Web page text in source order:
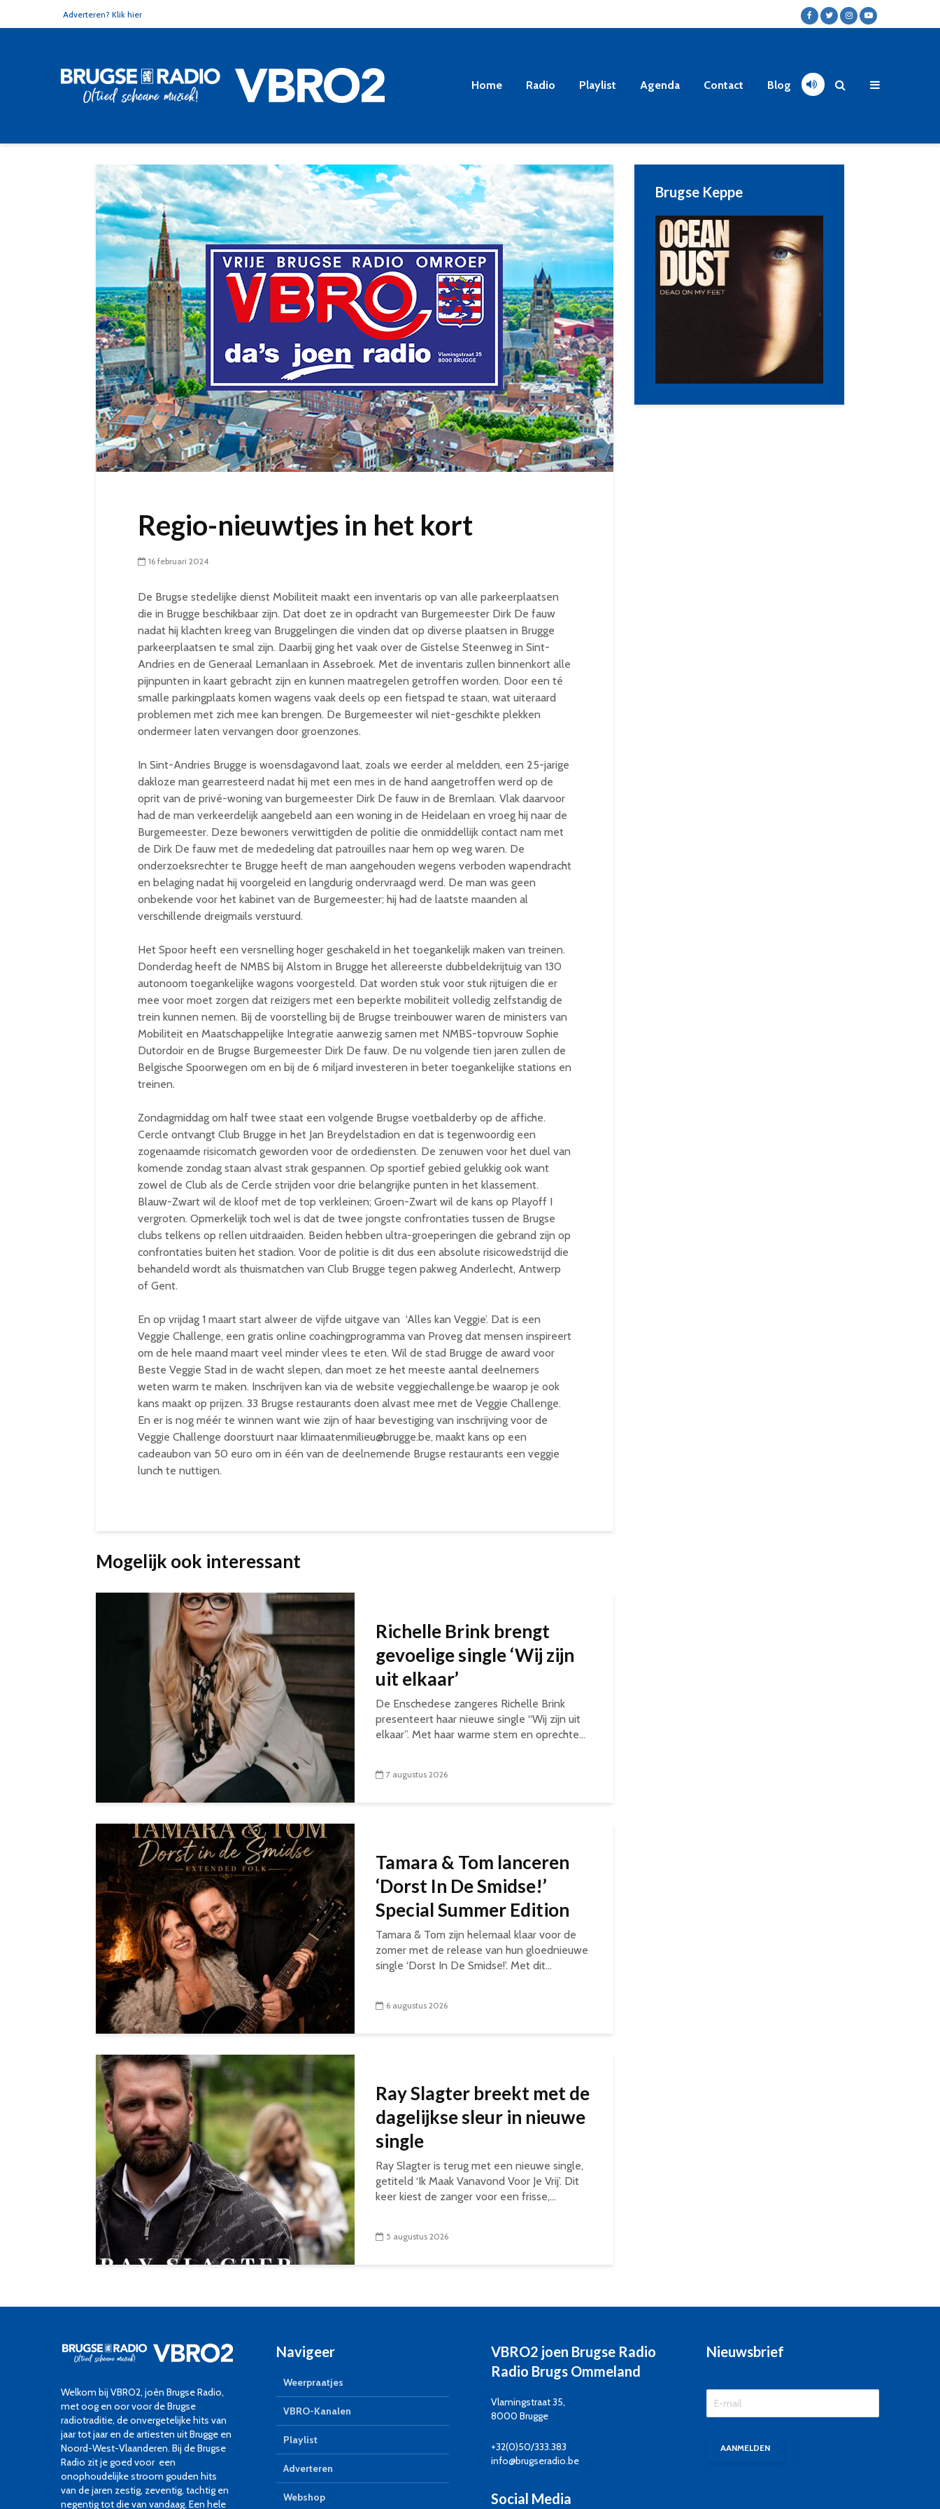
Adverteren? Klik hier
Home Radio Playlist Agenda Contact Blog
Regio-nieuwtjes in het kort
16 februari 2024
De Brugse stedelijke dienst Mobiliteit maakt een inventaris op van alle parkeerplaatsen
die in Brugge beschikbaar zijn. Dat doet ze in opdracht van Burgemeester Dirk De fauw
nadat hij klachten kreeg van Bruggelingen die vinden dat op diverse plaatsen in Brugge
parkeerplaatsen te smal zijn. Daarbij ging het vaak over de Gistelse Steenweg in Sint-
Andries en de Generaal Lemanlaan in Assebroek. Met de inventaris zullen binnenkort alle
pijnpunten in kaart gebracht zijn en kunnen maatregelen getroffen worden. Door een té
smalle parkingplaats komen wagens vaak deels op een fietspad te staan, wat uiteraard
problemen met zich mee kan brengen. De Burgemeester wil niet-geschikte plekken
ondermeer laten vervangen door groenzones.
In Sint-Andries Brugge is woensdagavond laat, zoals we eerder al meldden, een 25-jarige
dakloze man gearresteerd nadat hij met een mes in de hand aangetroffen werd op de
oprit van de privé-woning van burgemeester Dirk De fauw in de Bremlaan. Vlak daarvoor
had de man verkeerdelijk aangebeld aan een woning in de Heidelaan en vroeg hij naar de
Burgemeester. Deze bewoners verwittigden de politie die onmiddellijk contact nam met
de Dirk De fauw met de mededeling dat patrouilles naar hem op weg waren. De
onderzoeksrechter te Brugge heeft de man aangehouden wegens verboden wapendracht
en belaging nadat hij voorgeleid en langdurig ondervraagd werd. De man was geen
onbekende voor het kabinet van de Burgemeester; hij had de laatste maanden al
verschillende dreigmails verstuurd.
Het Spoor heeft een versnelling hoger geschakeld in het toegankelijk maken van treinen.
Donderdag heeft de NMBS bij Alstom in Brugge het allereerste dubbeldekrijtuig van 130
autonoom toegankelijke wagons voorgesteld. Dat worden stuk voor stuk rijtuigen die er
mee voor moet zorgen dat reizigers met een beperkte mobiliteit volledig zelfstandig de
trein kunnen nemen. Bij de voorstelling bij de Brugse treinbouwer waren de ministers van
Mobiliteit en Maatschappelijke Integratie aanwezig samen met NMBS-topvrouw Sophie
Dutordoir en de Brugse Burgemeester Dirk De fauw. De nu volgende tien jaren zullen de
Belgische Spoorwegen om en bij de 6 miljard investeren in beter toegankelijke stations en
treinen.
Zondagmiddag om half twee staat een volgende Brugse voetbalderby op de affiche.
Cercle ontvangt Club Brugge in het Jan Breydelstadion en dat is tegenwoordig een
zogenaamde risicomatch geworden voor de ordediensten. De zenuwen voor het duel van
komende zondag staan alvast strak gespannen. Op sportief gebied gelukkig ook want
zowel de Club als de Cercle strijden voor drie belangrijke punten in het klassement.
Blauw-Zwart wil de kloof met de top verkleinen; Groen-Zwart wil de kans op Playoff I
vergroten. Opmerkelijk toch wel is dat de twee jongste confrontaties tussen de Brugse
clubs telkens op rellen uitdraaiden. Beiden hebben ultra-groeperingen die gebrand zijn op
confrontaties buiten het stadion. Voor de politie is dit dus een absolute risicowedstrijd die
behandeld wordt als thuismatchen van Club Brugge tegen pakweg Anderlecht, Antwerp
of Gent.
En op vrijdag 1 maart start alweer de vijfde uitgave van ‘Alles kan Veggie’. Dat is een
Veggie Challenge, een gratis online coachingprogramma van Proveg dat mensen inspireert
om de hele maand maart veel minder vlees te eten. Wil de stad Brugge de award voor
Beste Veggie Stad in de wacht slepen, dan moet ze het meeste aantal deelnemers
weten warm te maken. Inschrijven kan via de website veggiechallenge.be waarop je ook
kans maakt op prijzen. 33 Brugse restaurants doen alvast mee met de Veggie Challenge.
En er is nog méér te winnen want wie zijn of haar bevestiging van inschrijving voor de
Veggie Challenge doorstuurt naar klimaatenmilieu@brugge.be, maakt kans op een
cadeaubon van 50 euro om in één van de deelnemende Brugse restaurants een veggie
lunch te nuttigen.
Mogelijk ook interessant
Richelle Brink brengt
gevoelige single ‘Wij zijn
uit elkaar’
De Enschedese zangeres Richelle Brink
presenteert haar nieuwe single “Wij zijn uit
elkaar”. Met haar warme stem en oprechte...
7 augustus 2026
Tamara & Tom lanceren
‘Dorst In De Smidse!’
Special Summer Edition
Tamara & Tom zijn helemaal klaar voor de
zomer met de release van hun gloednieuwe
single ‘Dorst In De Smidse!’. Met dit...
6 augustus 2026
Ray Slagter breekt met de
dagelijkse sleur in nieuwe
single
Ray Slagter is terug met een nieuwe single,
getiteld ‘Ik Maak Vanavond Voor Je Vrij’. Dit
keer kiest de zanger voor een frisse,...
5 augustus 2026
Brugse Keppe
Welkom bij VBRO2, joèn Brugse Radio,
met oog en oor voor de Brugse
radiotraditie, de onvergetelijke hits van
jaar tot jaar en de artiesten uit Brugge en
Noord-West-Vlaanderen. Bij de Brugse
Radio zit je goed voor een
onophoudelijke stroom gouden hits
van de jaren zestig, zeventig, tachtig en
negentig tot die van vandaag. Een hele
Navigeer
Weerpraatjes
VBRO-Kanalen
Playlist
Adverteren
Webshop
VBRO2 joen Brugse Radio
Radio Brugs Ommeland
Vlamingstraat 35,
8000 Brugge
+32(0)50/333.383
info@brugseradio.be
Social Media
Nieuwsbrief